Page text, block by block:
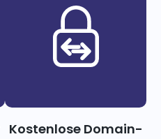
Kostenlose Domain-